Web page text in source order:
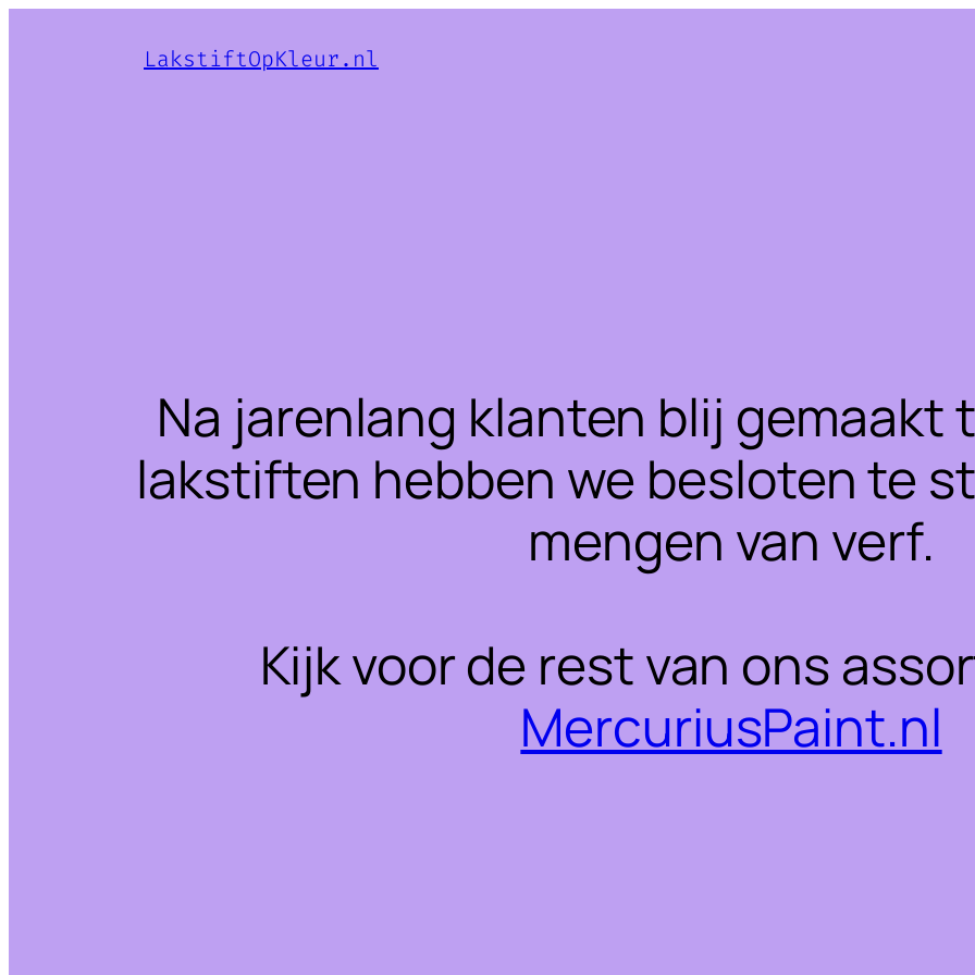
LakstiftOpKleur.nl
Na jarenlang klanten blij gemaakt
lakstiften hebben we besloten te
mengen van verf.
Kijk voor de rest van ons
MercuriusPaint.nl